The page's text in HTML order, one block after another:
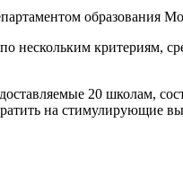
образования
нескольким критериям,
20 школам,
на стимулирующие